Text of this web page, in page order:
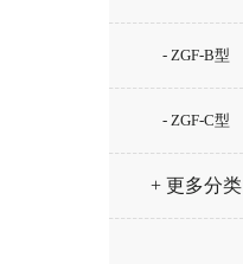
- ZGF-B型
- ZGF-C型
+ 更多分类